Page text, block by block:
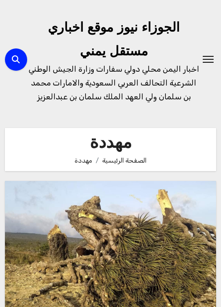
الجوزاء نيوز موقع اخباري
مستقل يمني
اخبار اليمن محلي دولي سفارات وزارة الجيش الوطني
الشرعية التحالف العربي السعودية والامارات محمد
بن سلمان ولي العهد الملك سلمان بن عبدالعزيز
مهددة
الصفحة الرئيسية مهددة